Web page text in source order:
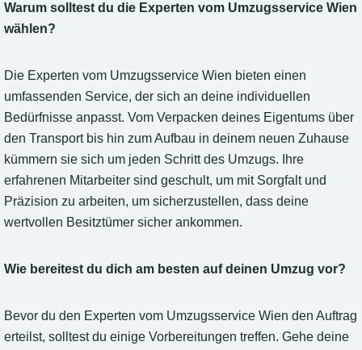
Warum solltest du die Experten vom Umzugsservice Wien
wählen?
Die Experten vom Umzugsservice Wien bieten einen
umfassenden Service, der sich an deine individuellen
Bedürfnisse anpasst. Vom Verpacken deines Eigentums über
den Transport bis hin zum Aufbau in deinem neuen Zuhause
kümmern sie sich um jeden Schritt des Umzugs. Ihre
erfahrenen Mitarbeiter sind geschult, um mit Sorgfalt und
Präzision zu arbeiten, um sicherzustellen, dass deine
wertvollen Besitztümer sicher ankommen.
Wie bereitest du dich am besten auf deinen Umzug vor?
Bevor du den Experten vom Umzugsservice Wien den Auftrag
erteilst, solltest du einige Vorbereitungen treffen. Gehe deine